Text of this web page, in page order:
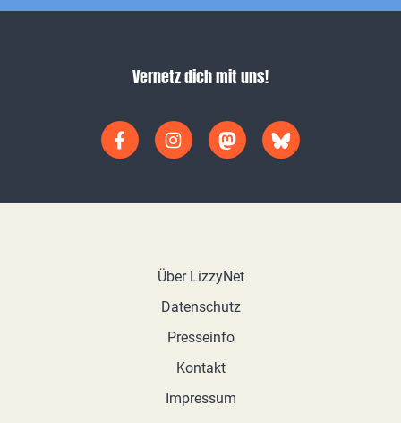
Vernetz dich mit uns!
Über LizzyNet
Datenschutz
Presseinfo
Kontakt
Impressum